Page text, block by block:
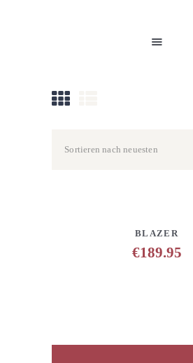
PARTNER
ÜBER UNS
BLAZER
€189.95